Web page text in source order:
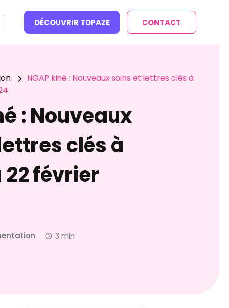
DÉCOUVRIR TOPAZE CONTACT
5 NGAP kiné : Nouveaux soins et lettres clés à
: Nouveaux
clés à
février
3 min